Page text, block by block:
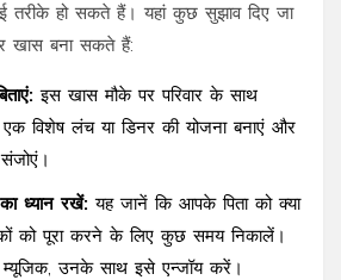
तरीके हो सकते हैं। यहां कुछ सुझाव दिए जा
खास बना सकते हैं:
इस खास मौके पर परिवार के साथ
एक विशेष लंच या डिनर की योजना बनाएं और
ध्यान रखें: यह जानें कि आपके पिता को क्या
को पूरा करने के लिए कुछ समय निकालें।
म्यूजिक, उनके साथ इसे एन्जॉय करें।